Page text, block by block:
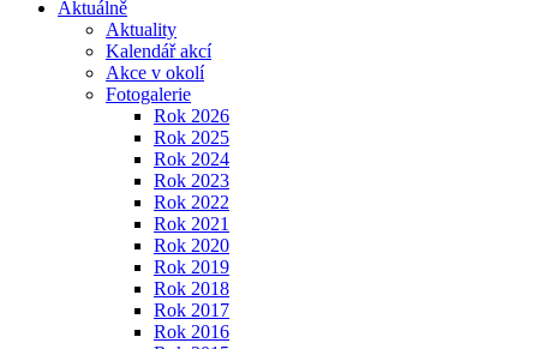
Aktuálně
Aktuality
Kalendář akcí
Akce v okolí
Fotogalerie
Rok 2026
Rok 2025
Rok 2024
Rok 2023
Rok 2022
Rok 2021
Rok 2020
Rok 2019
Rok 2018
Rok 2017
Rok 2016